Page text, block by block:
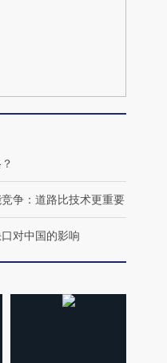
被称为“蟑螂”的印
代 用街头抗争将教
视线｜“入侵”还
机”？难民潮撕
争：道路比技术更重要
对中国的影响